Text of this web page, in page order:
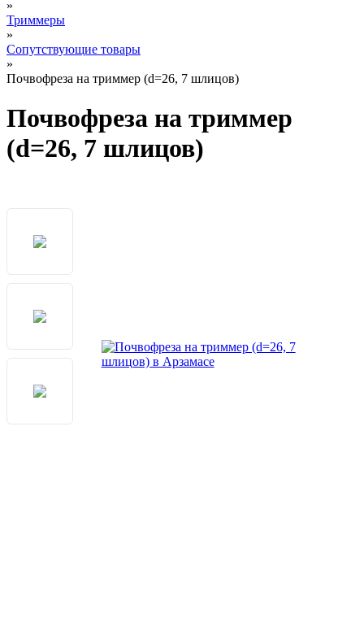
»
Триммеры
»
Сопутствующие товары
»
Почвофреза на триммер (d=26, 7 шлицов)
Почвофреза на триммер
(d=26, 7 шлицов)